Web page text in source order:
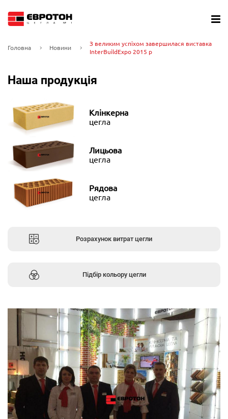
Головна Новини
З великим успіхом завершилася виставка
InterBuildExpo 2015 р
Наша продукція
Клінкерна
цегла
Лицьова
цегла
Рядова
цегла
Розрахунок витрат цегли
Підбір кольору цегли